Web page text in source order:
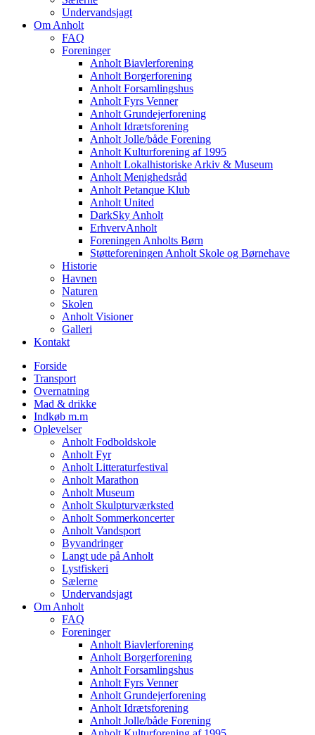
Undervandsjagt
Om Anholt
FAQ
Foreninger
Anholt Biavlerforening
Anholt Borgerforening
Anholt Forsamlingshus
Anholt Fyrs Venner
Anholt Grundejerforening
Anholt Idrætsforening
Anholt Jolle/både Forening
Anholt Kulturforening af 1995
Anholt Lokalhistoriske Arkiv & Museum
Anholt Menighedsråd
Anholt Petanque Klub
Anholt United
DarkSky Anholt
ErhvervAnholt
Foreningen Anholts Børn
Støtteforeningen Anholt Skole og Børnehave
Historie
Havnen
Naturen
Skolen
Anholt Visioner
Galleri
Kontakt
Forside
Transport
Overnatning
Mad & drikke
Indkøb m.m
Oplevelser
Anholt Fodboldskole
Anholt Fyr
Anholt Litteraturfestival
Anholt Marathon
Anholt Museum
Anholt Skulpturværksted
Anholt Sommerkoncerter
Anholt Vandsport
Byvandringer
Langt ude på Anholt
Lystfiskeri
Sælerne
Undervandsjagt
Om Anholt
FAQ
Foreninger
Anholt Biavlerforening
Anholt Borgerforening
Anholt Forsamlingshus
Anholt Fyrs Venner
Anholt Grundejerforening
Anholt Idrætsforening
Anholt Jolle/både Forening